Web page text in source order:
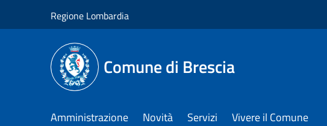
Regione Lombardia
Comune di Brescia
Amministrazione Novità Servizi Vivere il Comune